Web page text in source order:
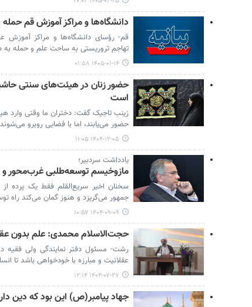
دانشگاه‌ها و مراکز آموزش قم
قم- رؤسای دانشگاه‌ها و مراکز آموزش
تهاجم تروریستی به ساحت علم و حمله به
۱۴۰۵-۰۱-۱۴ ۰۱:۵۸
حضور زنان در هیئت‌های سنتی
است
زینب تاجیک گفت: دختران ما وقتی وارد
حضور می‌یابند، اما با فضایی روبرو
۱۴۰۴-۱۲-۰۵ ۱۱:۰۵
یادداشت سردبیر؛
مازوخیسم توسعه‌طلبی غرب‌محور
سخنان اخیر سریع‌القلم فقط یک پرده
جمهور می‌گریزد و هنوز گمان می‌کند راه
۱۴۰۴-۰۹-۰۹ ۱۰:۵۷
حجت‌الاسلام محمدی: علم بدون
رشت- مسئول دفتر نمایندگی ولی‌ فقیه
عقلانیت و مبارزه با خودخواهی باشد تا
۱۴۰۴-۰۷-۲۷ ۱۲:۱۴
جهاد پیامبر(ص) این بود که دین